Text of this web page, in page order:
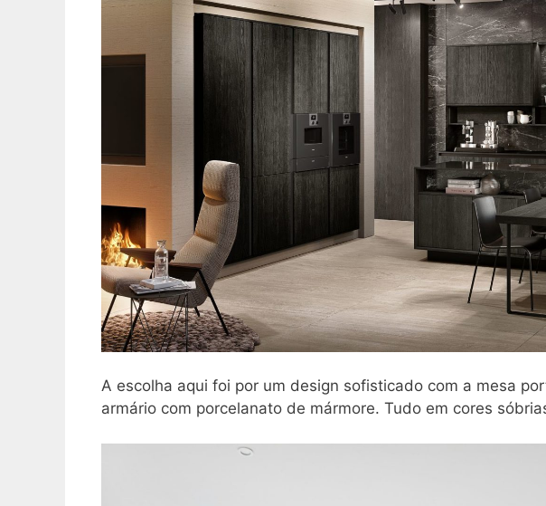
A escolha aqui foi por um design sofisticado com a mesa
armário com porcelanato de mármore. Tudo em cores